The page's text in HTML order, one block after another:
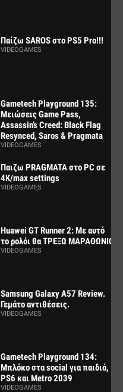
Παίζω SAROS στο PS5 Pro!!!
VIDEOGAMES
Gametech Playground 135:
Μειώσεις Game Pass,
Assassin’s Creed: Black Flag
Resynced, Saros & Pragmata
VIDEOGAMES
Παιζω PRAGMATA στο PC σε
4K/max settings
VIDEOGAMES
Huawei GT Runner 2: Με αυτό
το ρολόι θα ΤΡΕΞΩ ΜΑΡΑΘΩΝΙΟ
VIDEOGAMES
Samsung Galaxy A57 Review.
Γεμάτο αντιθέσεις.
VIDEOGAMES
Gametech Playground 134:
Μπλόκο στα social για παιδιά,
PS6 και Metro 2039
VIDEOGAMES